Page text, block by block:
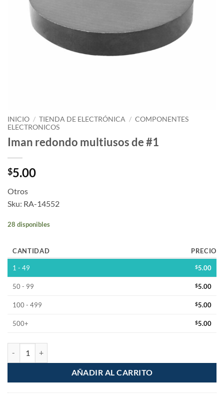
INICIO / TIENDA DE ELECTRÓNICA / COMPONENTES
ELECTRONICOS
Iman redondo multiusos de #1
$5.00
Otros
Sku: RA-14552
28 disponibles
CANTIDAD PRECIO
1 - 49 $5.00
50 - 99 $5.00
100 - 499 $5.00
500+ $5.00
AÑADIR AL CARRITO